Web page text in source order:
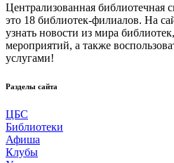
Централизованная библиотечная
это 18 библиотек-филиалов. На
узнать новости из мира
мероприятий, а также
услугами!
Разделы сайта
ЦБС
Библиотеки
Афиша
Клубы